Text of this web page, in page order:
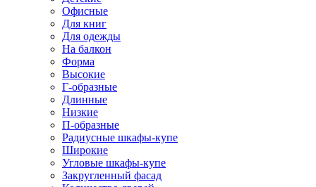
Офисные
Для книг
Для одежды
На балкон
Форма
Высокие
Г-образные
Длинные
Низкие
П-образные
Радиусные шкафы-купе
Широкие
Угловые шкафы-купе
Закругленный фасад